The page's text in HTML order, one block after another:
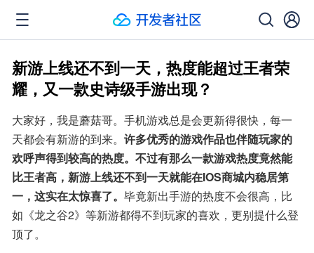
新游上线还不到一天，热度能超过王者荣
耀，又一款史诗级手游出现？
大家好，我是蘑菇哥。手机游戏总是会更新得很快，每一
天都会有新游的到来。 许多优秀的游戏作品也伴随玩家的
欢呼声得到较高的热度。不过有那么一款游戏热度竟然能
比王者高，新游上线还不到一天就能在IOS商城内稳居第
一，这实在太惊喜了。 毕竟新出手游的热度不会很高，比
如《龙之谷2》等新游都得不到玩家的喜欢，更别提什么登
顶了。